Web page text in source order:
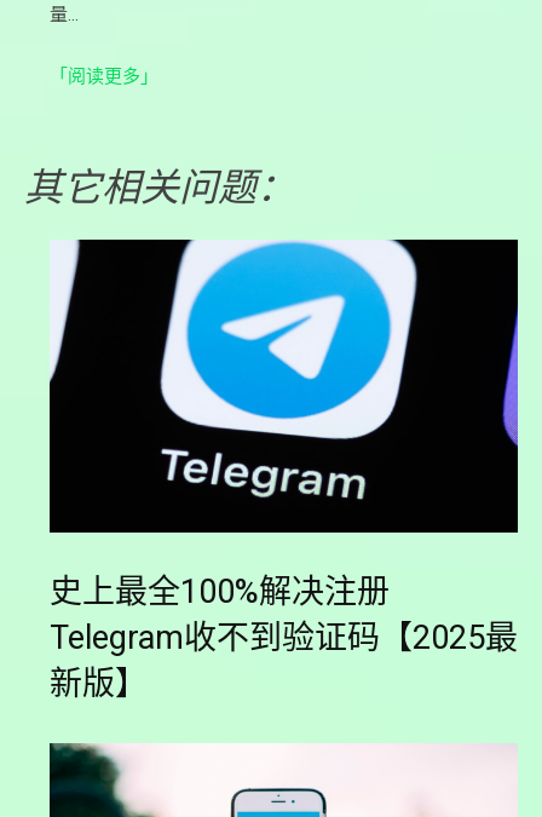
量…
「阅读更多」
其它相关问题：
史上最全100%解决注册
Telegram收不到验证码【2025最
新版】